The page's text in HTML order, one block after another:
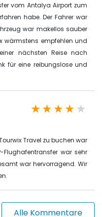
vom Antalya Airport zum
habe. Der Fahrer war
war makellos sauber
wärmstens empfehlen und
nächsten Reise nach
für eine reibungslose und
Travel zu buchen war
Flughafentransfer war sehr
war hervorragend. Wir
Alle Kommentare